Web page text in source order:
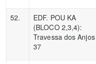
52.
EDF. POU KA
(BLOCO 2,3,4):
Travessa dos Anjos
37